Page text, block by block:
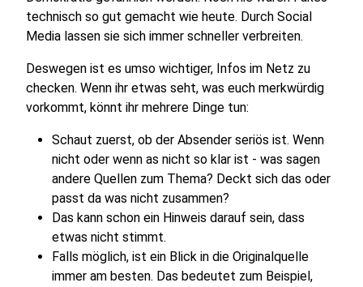
technisch so gut gemacht wie heute. Durch Social
Media lassen sie sich immer schneller verbreiten.
Deswegen ist es umso wichtiger, Infos im Netz zu
checken. Wenn ihr etwas seht, was euch merkwürdig
vorkommt, könnt ihr mehrere Dinge tun:
Schaut zuerst, ob der Absender seriös ist. Wenn
nicht oder wenn as nicht so klar ist - was sagen
andere Quellen zum Thema? Deckt sich das oder
passt da was nicht zusammen?
Das kann schon ein Hinweis darauf sein, dass
etwas nicht stimmt.
Falls möglich, ist ein Blick in die Originalquelle
immer am besten. Das bedeutet zum Beispiel,